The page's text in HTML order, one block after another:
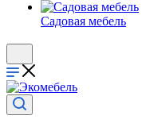
Садовая мебель